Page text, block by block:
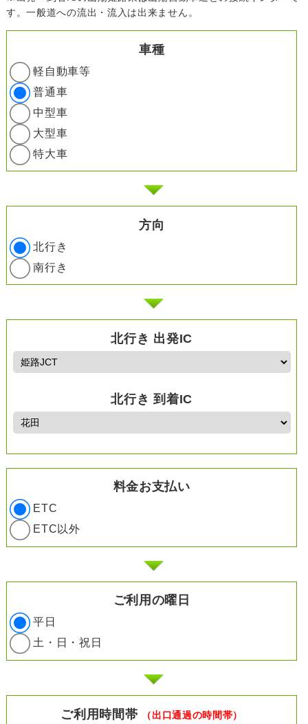
す。一般道への流出・流入は出来ません。
車種
軽自動車等
普通車
中型車
大型車
特大車
方向
北行き
南行き
北行き 出発IC
北行き 到着IC
料金お支払い
ETC
ETC以外
ご利用の曜日
平日
土・日・祝日
ご利用時間帯 （出口通過の時間帯）